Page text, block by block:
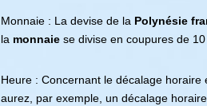
Monnaie : La devise de la Polynésie
la monnaie se divise en coupures de
Heure : Concernant le décalage horaire
aurez, par exemple, un décalage